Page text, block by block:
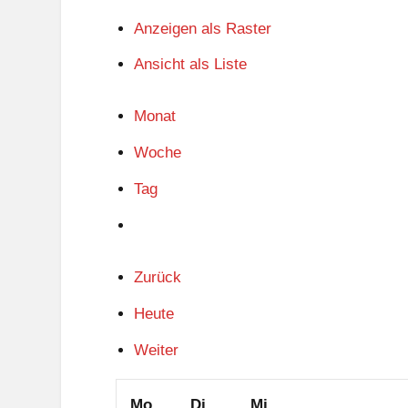
Anzeigen als Raster
Ansicht als Liste
Monat
Woche
Tag
Zurück
Heute
Weiter
Mo. Montag
Di. Dienstag
Mi.